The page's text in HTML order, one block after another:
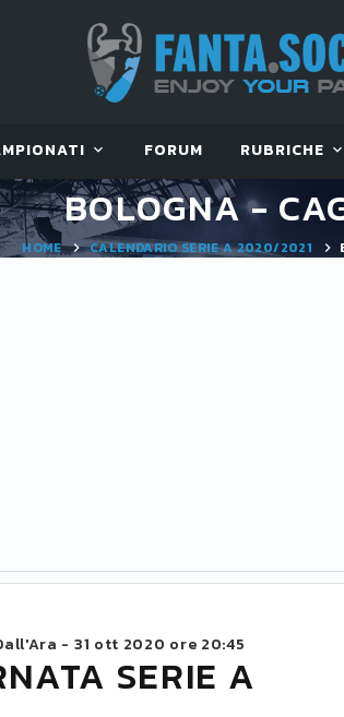
FORUM RUBRICHE
BOLOGNA -
HOME CALENDARIO SERIE A 2020/2021
- 31 ott 2020 ore 20:45
SERIE A